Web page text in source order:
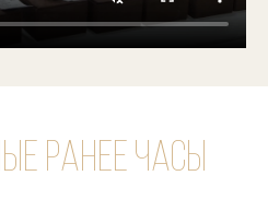
ранее часы